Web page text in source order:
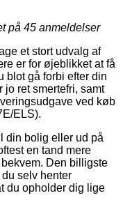
på 45 anmeldelser
et stort udvalg af
er for øjeblikket at få
blot gå forbi efter din
jo ret smertefri, samt
ved køb
ELS).
din bolig eller ud på
en tand mere
Den billigste
selv henter
du opholder dig lige